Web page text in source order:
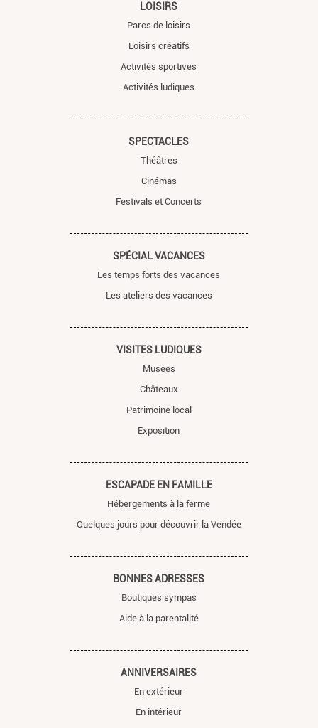
LOISIRS
Parcs de loisirs
Loisirs créatifs
Activités sportives
Activités ludiques
SPECTACLES
Théâtres
Cinémas
Festivals et Concerts
SPÉCIAL VACANCES
Les temps forts des vacances
Les ateliers des vacances
VISITES LUDIQUES
Musées
Châteaux
Patrimoine local
Exposition
ESCAPADE EN FAMILLE
Hébergements à la ferme
Quelques jours pour découvrir la Vendée
BONNES ADRESSES
Boutiques sympas
Aide à la parentalité
ANNIVERSAIRES
En extérieur
En intérieur